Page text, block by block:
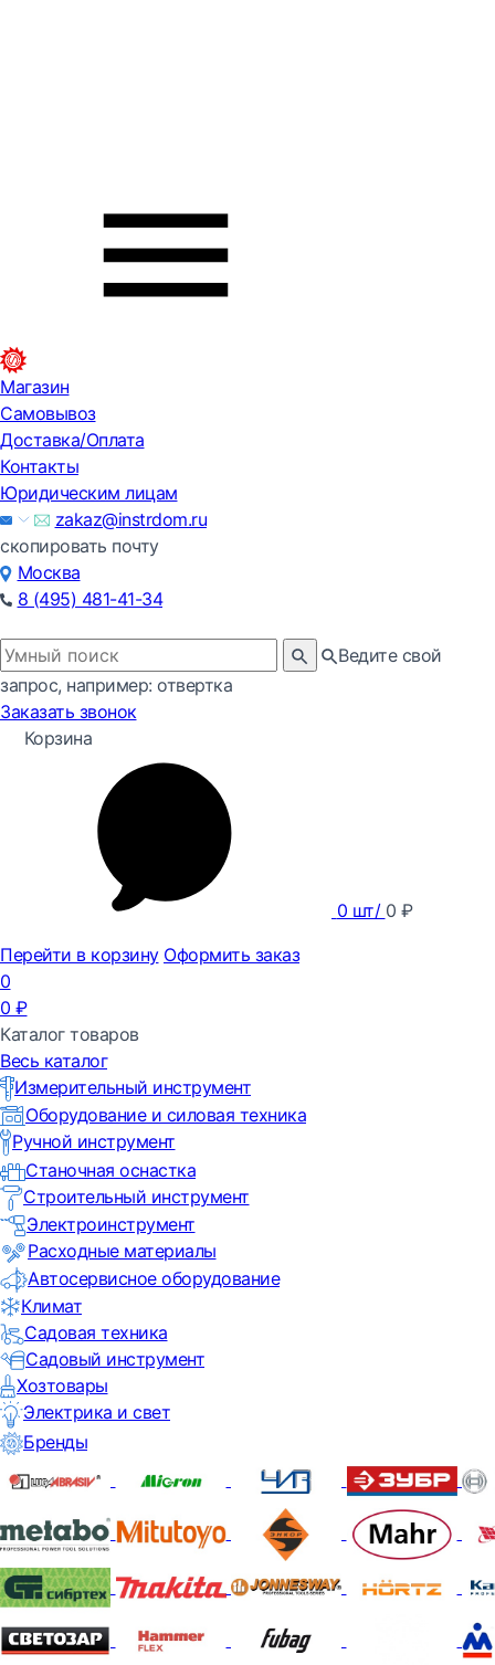
Магазин
Самовывоз
Доставка/Оплата
Контакты
Юридическим лицам
zakaz@instrdom.ru
скопировать почту
Москва
8 (495) 481-41-34
Ведите свой
запрос, например: отвертка
Заказать звонок
Корзина
0 шт/ 0 ₽
Перейти в корзину Оформить заказ
0
0 ₽
Каталог товаров
Весь каталог
Измерительный инструмент
Оборудование и силовая техника
Ручной инструмент
Станочная оснастка
Строительный инструмент
Электроинструмент
Расходные материалы
Автосервисное оборудование
Климат
Садовая техника
Садовый инструмент
Хозтовары
Электрика и свет
Бренды